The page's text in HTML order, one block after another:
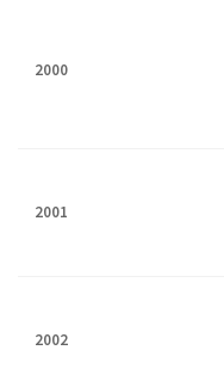
2000
2001
2002